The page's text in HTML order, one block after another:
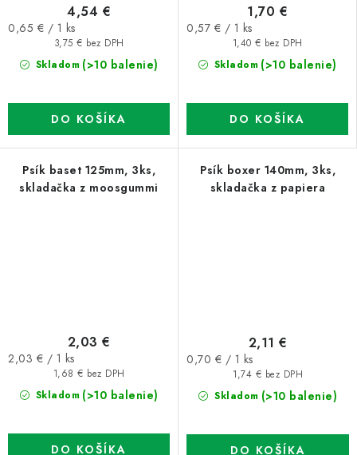
Skladom (>10 balenie)
3,75 € bez DPH
4,54 €
Jednotková
0,65 € / 1 ks
DO KOŠÍKA
Skladom (>10 balenie)
1,40 € bez DPH
1,70 €
Jednotková
0,57 € / 1 ks
DO KOŠÍKA
Psík baset 125mm, 3ks,
skladačka z moosgummi
Skladom (>10 balenie)
1,68 € bez DPH
2,03 €
Jednotková
2,03 € / 1 ks
DO KOŠÍKA
Psík boxer 140mm, 3ks,
skladačka z papiera
Skladom (>10 balenie)
1,74 € bez DPH
2,11 €
Jednotková
0,70 € / 1 ks
DO KOŠÍKA